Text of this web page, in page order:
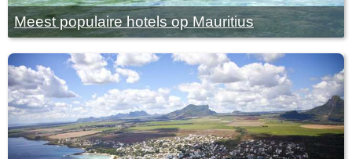
Meest populaire hotels op Mauritius